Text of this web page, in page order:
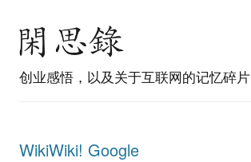
创业感悟，以及关于互联网的记忆碎片
WikiWiki! Google